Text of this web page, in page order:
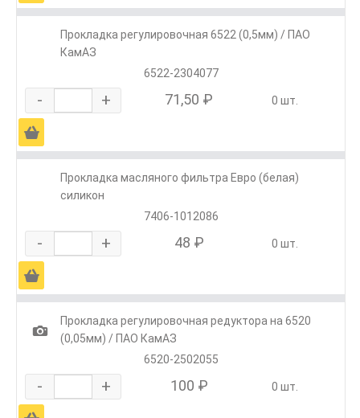
Прокладка регулировочная 6522 (0,5мм) / ПАО
КамАЗ
6522-2304077
- + 71,50 ₽ 0 шт.
Ä
Прокладка масляного фильтра Евро (белая)
силикон
7406-1012086
- + 48 ₽ 0 шт.
Ä
1
Прокладка регулировочная редуктора на 6520
(0,05мм) / ПАО КамАЗ
6520-2502055
- + 100 ₽ 0 шт.